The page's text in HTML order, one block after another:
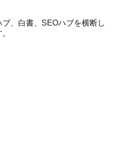
、白書、SEOハブを横断し